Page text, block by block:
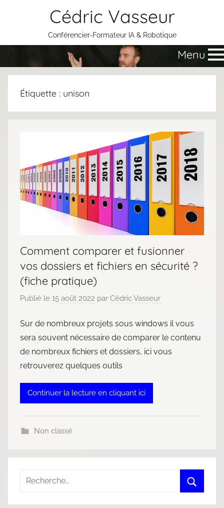
Cédric Vasseur
Conférencier-Formateur IA & Robotique
Menu
Étiquette : unison
Comment comparer et fusionner
vos dossiers et fichiers en sécurité ?
(fiche pratique)
Publié le 15 août 2022 par Cédric Vasseur
Sur de nombreux projets sous windows il vous
sera souvent nécessaire de comparer le contenu
de nombreux fichiers et dossiers, ici vous
retrouverez quelques outils
Continuer la lecture en cliquant ici
Non classé